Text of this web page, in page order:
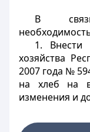
В
1. Внести
хозяйства
2007 года №
на хлеб на
изменения и